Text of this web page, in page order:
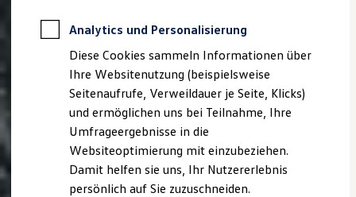
Professional Class bei Volkswagen
Behörden
Direktkunden
Sonderfahrzeuge
Anpfiff zum Gewinn
Elektromobilität
Elektroautos
ID. Tutorials
Elektrofahrzeugkonzepte
ID. EVERY1
Reichweite
Reifen anfragen
Analytics und Personalisierung
Diese Cookies sammeln Informationen über
Ihre Websitenutzung (beispielsweise
Seitenaufrufe, Verweildauer je Seite, Klicks)
und ermöglichen uns bei Teilnahme, Ihre
Umfrageergebnisse in die
Websiteoptimierung mit einzubeziehen.
Damit helfen sie uns, Ihr Nutzererlebnis
persönlich auf Sie zuzuschneiden.